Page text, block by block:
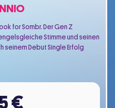
for Sombr. Der Gen Z
Stimme und seinen
seinem Debut Single Erfolg
€